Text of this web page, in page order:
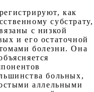
как
субстрату,
с низкой
и его остаточной
болезни. Она
больных,
аллельными